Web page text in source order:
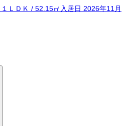
１ＬＤＫ / 52.15㎡ 入居日 2026年11月